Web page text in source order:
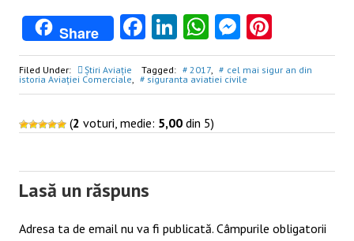
Share Facebook
LinkedIn
WhatsApp
Filed Under: Știri Aviație Tagged: 2017,
cel mai sigur an din
istoria Aviației Comerciale, siguranta aviatiei civile
(2 voturi, medie: 5,00 din 5)
Lasă un răspuns
Adresa ta de email nu va fi publicată. Câmpurile obligatorii